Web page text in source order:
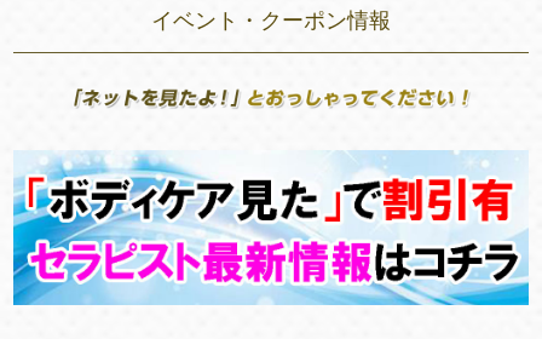
イベント・クーポン情報